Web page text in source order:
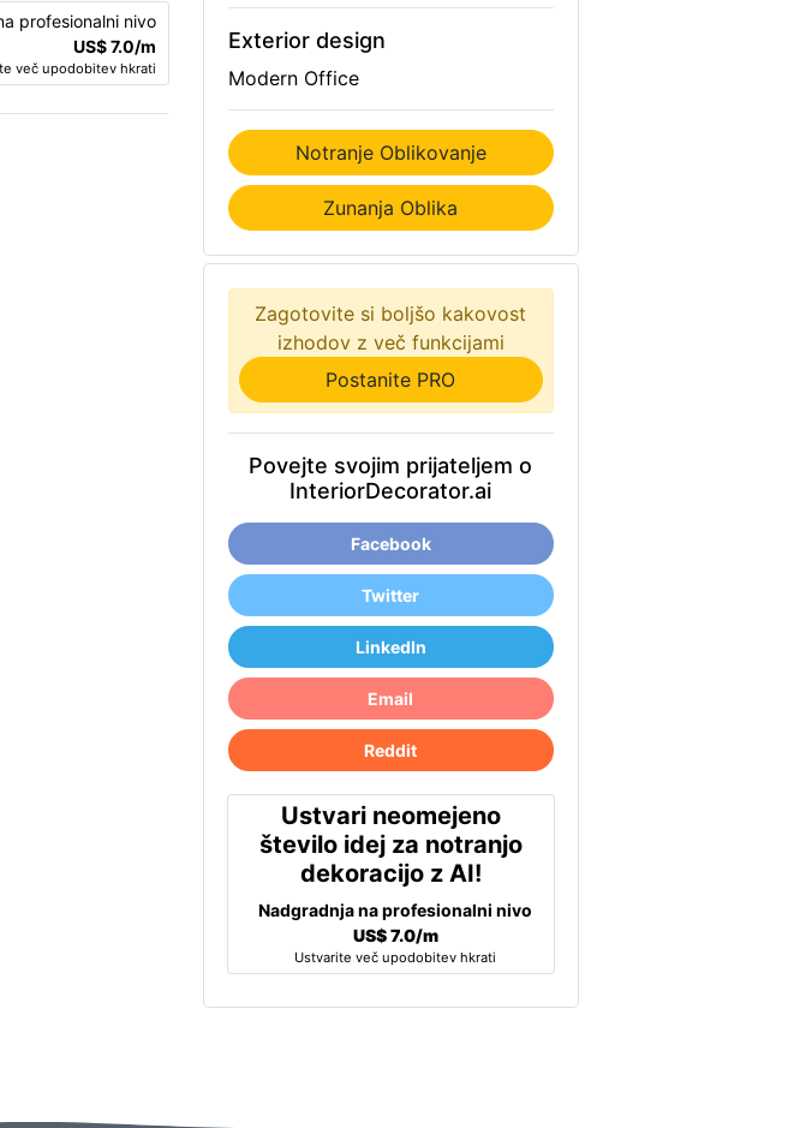
profesionalni nivo
US$ 7.0/m
več upodobitev hkrati
Exterior design
Modern Office
Notranje Oblikovanje
Zunanja Oblika
Zagotovite si boljšo kakovost
izhodov z več funkcijami
Postanite PRO
Povejte svojim prijateljem o
InteriorDecorator.ai
Facebook
Twitter
LinkedIn
Email
Reddit
Ustvari neomejeno
število idej za notranjo
dekoracijo z AI!
Nadgradnja na profesionalni nivo
US$ 7.0/m
Ustvarite več upodobitev hkrati